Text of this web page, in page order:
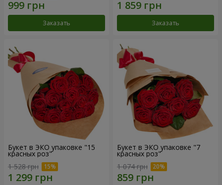
Заказать Заказать
Букет в ЭКО упаковке "15
красных роз"
1 528 грн
Букет в ЭКО упаковке "7
красных роз"
1 074 грн